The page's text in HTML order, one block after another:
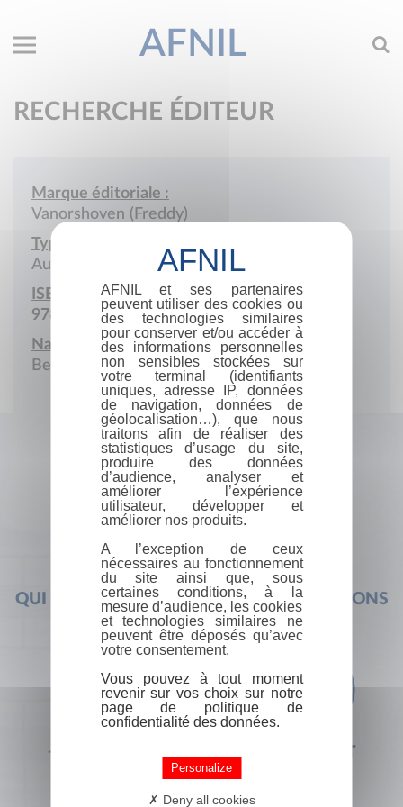
AFNIL
RECHERCHE ÉDITEUR
Marque éditoriale :
Vanorshoven (Freddy)
Type de société :
Auto-édition
ISBN :
978-2-8052-0951-2
Nationalité :
Belgique
QUI SOMMES-NOUS ? FOIRE AUX QUESTIONS
+33 (0) 1 44 41 29 19 CONTACT
AFNIL et ses partenaires
peuvent utiliser des cookies ou
des technologies similaires
pour conserver et/ou accéder à
des informations personnelles
non sensibles stockées sur
votre terminal (identifiants
uniques, adresse IP, données
de navigation, données de
géolocalisation…), que nous
traitons afin de réaliser des
statistiques d’usage du site,
produire des données
d’audience, analyser et
améliorer l’expérience
utilisateur, développer et
améliorer nos produits.
A l’exception de ceux
nécessaires au fonctionnement
du site ainsi que, sous
certaines conditions, à la
mesure d’audience, les cookies
et technologies similaires ne
peuvent être déposés qu’avec
votre consentement.
Vous pouvez à tout moment
revenir sur vos choix sur notre
page de politique de
confidentialité des données.
Personalize
Deny all cookies